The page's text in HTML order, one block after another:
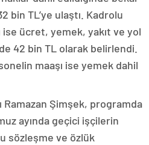
bin TL’ye ulaştı. Kadrolu
ise ücret, yemek, yakıt ve yol
42 bin TL olarak belirlendi.
maaşı ise yemek dahil
Ramazan Şimşek, programda
ayında geçici işçilerin
sözleşme ve özlük